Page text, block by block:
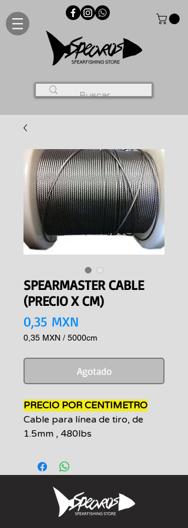
SPEARMASTER CABLE
(PRECIO X CM)
0,35 MXN
0,35 MXN / 5000cm
por
Centímetros
Agotado
PRECIO POR CENTIMETRO
Cable para línea de tiro, de
1.5mm , 480lbs